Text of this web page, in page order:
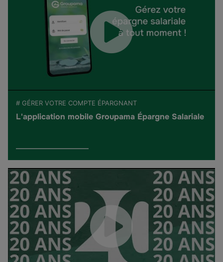
# GÉRER VOTRE COMPTE ÉPARGNANT
L'application mobile Groupama Épargne Salariale